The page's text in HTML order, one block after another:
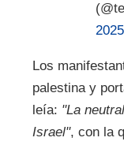
2025
Los
palestina y
leía: "La
Israel", con la